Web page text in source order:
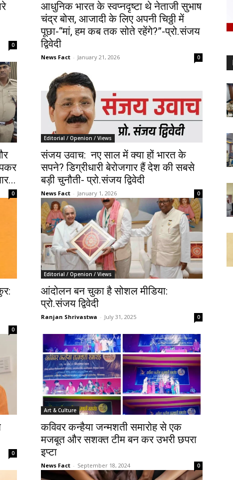
0
आधुनिक भारत के स्वप्नदृष्टा थे नेताजी सुभाष
चंद्र बोस, आजादी के लिए अपनी चिठ्ठी में
पूछा-“मां, हम कब तक सोते रहेंगे?”-प्रो.संजय
द्विवेदी
News Fact - January 21, 2026 0
0
Editorial / Openion / Views
संजय उवाच: नए साल में क्या हों भारत के
सपने? डिग्रीधारी बेरोजगार हैं देश की सबसे
बड़ी चुनौती- प्रो.संजय द्विवेदी
News Fact - January 1, 2026 0
0
Editorial / Openion / Views
आंदोलन बन चुका है सोशल मीडिया:
प्रो.संजय द्विवेदी
Ranjan Shrivastwa - July 31, 2025 0
0
Art & Culture
कविवर कन्हैया जन्मशती समारोह से एक
मजबूत और सशक्त टीम बन कर उभरी छपरा
इप्टा
News Fact - September 18, 2024 0